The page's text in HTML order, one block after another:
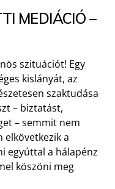
MEDIÁCIÓ –
szituációt! Egy
kislányát, az
szaktudása
– biztatást,
– semmit nem
elkövetkezik a
egyúttal a hálapénz
köszöni meg